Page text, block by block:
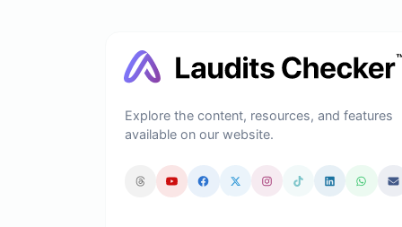
Explore the content, resources, and features
available on our website.